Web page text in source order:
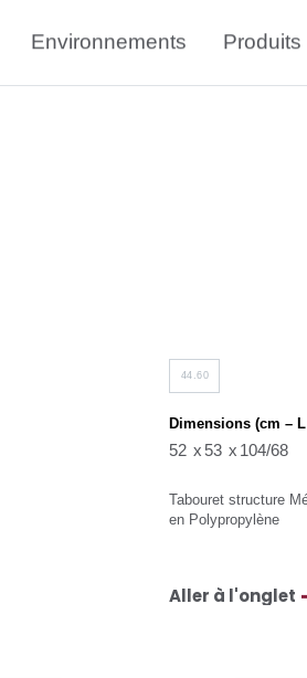
Environnements Produits
44.60
Dimensions (cm –
52 53 104/68
Tabouret structure
en Polypropylène
Aller à l'onglet